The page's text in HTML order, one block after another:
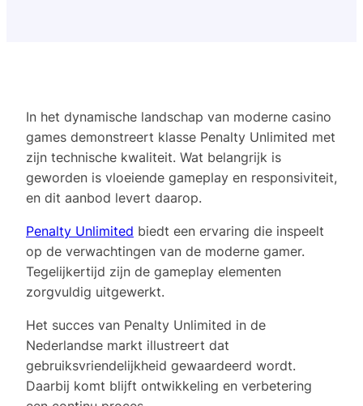
In het dynamische landschap van moderne casino
games demonstreert klasse Penalty Unlimited met
zijn technische kwaliteit. Wat belangrijk is
geworden is vloeiende gameplay en responsiviteit,
en dit aanbod levert daarop.
Penalty Unlimited biedt een ervaring die inspeelt
op de verwachtingen van de moderne gamer.
Tegelijkertijd zijn de gameplay elementen
zorgvuldig uitgewerkt.
Het succes van Penalty Unlimited in de
Nederlandse markt illustreert dat
gebruiksvriendelijkheid gewaardeerd wordt.
Daarbij komt blijft ontwikkeling en verbetering